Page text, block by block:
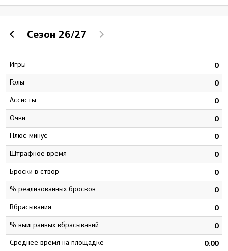
Сезон 26/27
Игры 0
Голы 0
Ассисты 0
Очки 0
Плюс-минус 0
штрафное время 0
Броски в створ 0
% реализованных бросков 0
Вбрасывания 0
% выигранных вбрасываний 0
Среднее время на площадке 0:00